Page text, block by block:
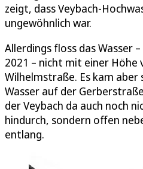
zeigt, dass Veybach-
ungewöhnlich war.
Allerdings floss das Wasser
2021 – nicht mit einer Höhe
Wilhelmstraße. Es kam aber
Wasser auf der
der Veybach da auch noch
hindurch, sondern offen
entlang.